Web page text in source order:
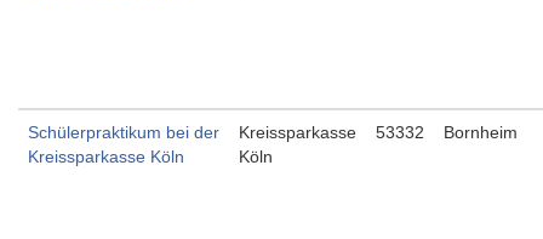
Schülerpraktikum bei der
Kreissparkasse Köln
Kreissparkasse
Köln
53332 Bornheim